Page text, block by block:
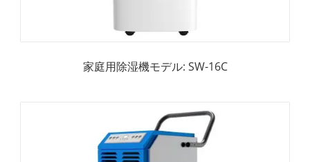
家庭用除湿機モデル: SW-16C